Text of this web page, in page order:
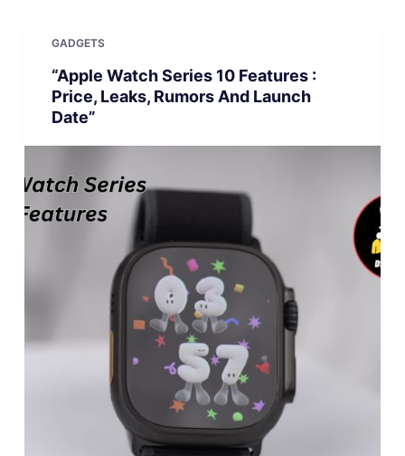
GADGETS
“Apple Watch Series 10 Features :
Price, Leaks, Rumors And Launch
Date”